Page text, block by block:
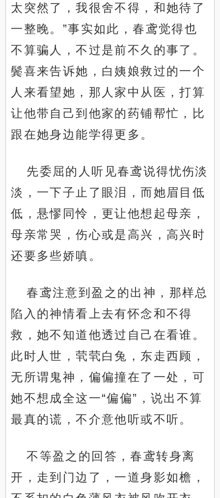
太突然了，我很舍不得，和她待了
一整晚。”事实如此，春鸢觉得也
不算骗人，不过是前不久的事了。
鬓喜来告诉她，白姨娘救过的一个
人来看望她，那人家中从医，打算
让他带自己到他家的药铺帮忙，比
跟在她身边能学得更多。
先委屈的人听见春鸢说得忧伤淡
淡，一下子止了眼泪，而她眉目低
低，悬憀同怜，更让他想起母亲，
母亲常哭，伤心或是高兴，高兴时
还要多些娇嗔。
春鸢注意到盈之的出神，那样总
陷入的神情看上去有怀念和不得
救，她不知道他透过自己在看谁。
此时人世，茕茕白兔，东走西顾，
无所谓鬼神，偏偏撞在了一处，可
她不想成全这一“偏偏”，说出不算
最真的谎，不介意他听或不听。
不等盈之的回答，春鸢转身离
开，走到门边了，一道身影如檐，